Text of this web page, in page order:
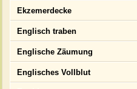
Ekzemerdecke
Englisch traben
Englische Zäumung
Englisches Vollblut